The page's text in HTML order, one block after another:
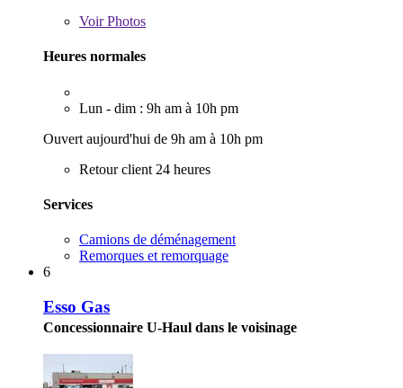
VoirPhotos
Heures normales
Lun - dim : 9h am à 10h pm
Ouvert aujourd'hui de 9h am à 10h pm
Retour client 24 heures
Services
Camions de déménagement
Remorques et remorquage
6
Esso Gas
Concessionnaire U-Haul dans le voisinage